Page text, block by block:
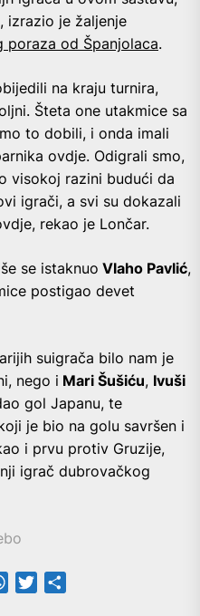
, izrazio je žaljenje
od Španjolaca.
na kraju turnira,
Šteta one utakmice sa
to dobili, i onda imali
ovdje. Odigrali smo,
visokoj razini budući da
igrači, a svi su dokazali
rekao je Lončar.
se istaknuo Vlaho Pavlić,
postigao devet
suigrača bilo nam je
nego i Mari Šušiću, Ivuši
gol Japanu, te
je bio na golu savršen i
i prvu protiv Gruzije,
igrač dubrovačkog
WhatsApp
Twitter